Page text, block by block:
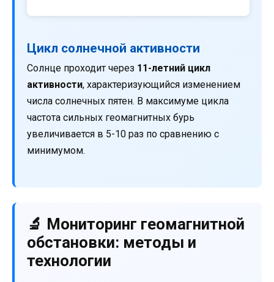
Цикл солнечной активности
Солнце проходит через 11-летний цикл
активности, характеризующийся изменением
числа солнечных пятен. В максимуме цикла
частота сильных геомагнитных бурь
увеличивается в 5-10 раз по сравнению с
минимумом.
🔬 Мониторинг геомагнитной
обстановки: методы и
технологии